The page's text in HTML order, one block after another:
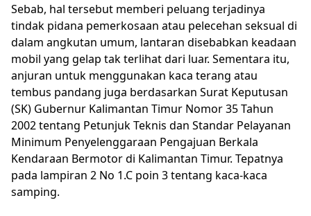
Sebab, hal tersebut memberi peluang terjadinya
tindak pidana pemerkosaan atau pelecehan seksual di
dalam angkutan umum, lantaran disebabkan keadaan
mobil yang gelap tak terlihat dari luar. Sementara itu,
anjuran untuk menggunakan kaca terang atau
tembus pandang juga berdasarkan Surat Keputusan
(SK) Gubernur Kalimantan Timur Nomor 35 Tahun
2002 tentang Petunjuk Teknis dan Standar Pelayanan
Minimum Penyelenggaraan Pengajuan Berkala
Kendaraan Bermotor di Kalimantan Timur. Tepatnya
pada lampiran 2 No 1.C poin 3 tentang kaca-kaca
samping.